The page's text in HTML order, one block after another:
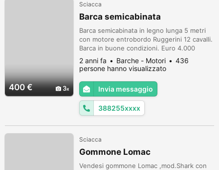
400 € 3
Sciacca
Barca semicabinata
Barca semicabinata in legno lunga 5 metri
con motore entrobordo Ruggerini 12 cavalli.
Barca in buone condizioni. Euro 4.000
trattabili
2 anni fa Barche - Motori
436
persone hanno visualizzato
Invia messaggio
388255xxxx
Sciacca
Gommone Lomac
Vendesi gommone Lomac ,mod.Shark con